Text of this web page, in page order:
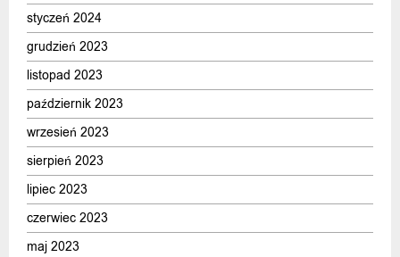
styczeń 2024
grudzień 2023
listopad 2023
październik 2023
wrzesień 2023
sierpień 2023
lipiec 2023
czerwiec 2023
maj 2023